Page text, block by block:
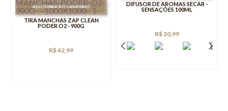
ADICIONAR AO CARRINHO
TIRA MANCHAS ZAP CLEAN
PODER O2 - 900G
R$ 42,99
DIFUSOR DE AROMAS SECAR -
SENSAÇÕES 100ML
R$ 20,99